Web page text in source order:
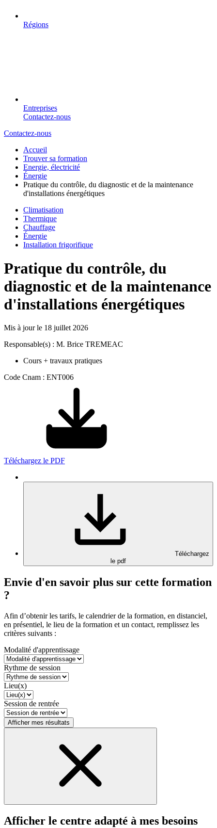
Régions
Entreprises
Contactez-nous
Contactez-nous
Accueil
Trouver sa formation
Energie, électricité
Énergie
Pratique du contrôle, du diagnostic et de la maintenance
d'installations énergétiques
Climatisation
Thermique
Chauffage
Énergie
Installation frigorifique
Pratique du contrôle, du
diagnostic et de la maintenance
d'installations énergétiques
Mis à jour le 18 juillet 2026
Responsable(s) : M. Brice TREMEAC
Cours + travaux pratiques
Code Cnam : ENT006
Téléchargez le PDF
Téléchargez
le pdf
Envie d'en savoir plus sur cette formation
?
Afin d’obtenir les tarifs, le calendrier de la formation, en distanciel,
en présentiel, le lieu de la formation et un contact, remplissez les
critères suivants :
Modalité d'apprentissage
Rythme de session
Lieu(x)
Session de rentrée
Afficher mes résultats
Afficher le centre adapté à mes besoins